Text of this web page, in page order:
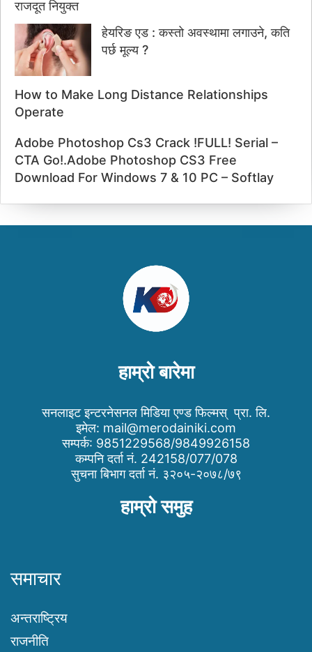
हेयरिङ एड : कस्तो अवस्थामा लगाउने, कति
पर्छ मूल्य ?
How to Make Long Distance Relationships
Operate
Adobe Photoshop Cs3 Crack !FULL! Serial –
CTA Go!.Adobe Photoshop CS3 Free
Download For Windows 7 & 10 PC – Softlay
हाम्रो बारेमा
सनलाइट इन्टरनेसनल मिडिया एण्ड फिल्मस् प्रा. लि.
इमेल: mail@merodainiki.com
सम्पर्क: 9851229568/9849926158
कम्पनि दर्ता नं. 242158/077/078
सुचना बिभाग दर्ता नं. ३२०५-२०७८/७९
हाम्रो समुह
समाचार
अन्तराष्ट्रिय
राजनीति